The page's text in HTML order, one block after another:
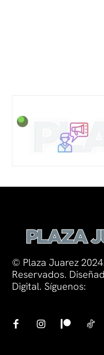
© Plaza Juarez
Reservados.
Digital. Síguenos: